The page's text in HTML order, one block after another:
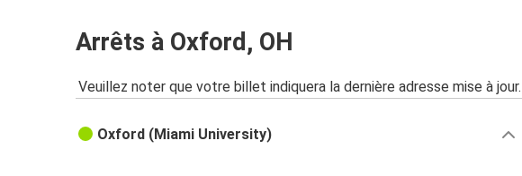
Arrêts à Oxford, OH
Veuillez noter que votre billet indiquera la dernière adresse mise à jour.
Oxford (Miami University)